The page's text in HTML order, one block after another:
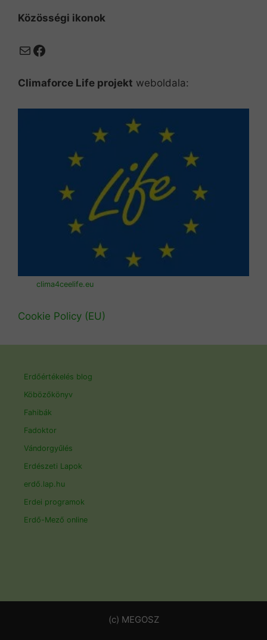
Közösségi ikonok
MailFacebook
Climaforce Life projekt weboldala:
clima4ceelife.eu
Cookie Policy (EU)
Erdőértékelés blog
Köbözőkönyv
Fahibák
Fadoktor
Vándorgyűlés
Erdészeti Lapok
erdő.lap.hu
Erdei programok
Erdő-Mező online
(c) MEGOSZ